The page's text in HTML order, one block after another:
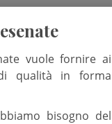
lungo la
di Forlì-
l’arteria
vuole fornire ai
qualità in forma
bisogno del